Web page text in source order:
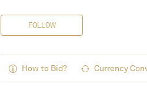
FOLLOW
How to Bid? Currency